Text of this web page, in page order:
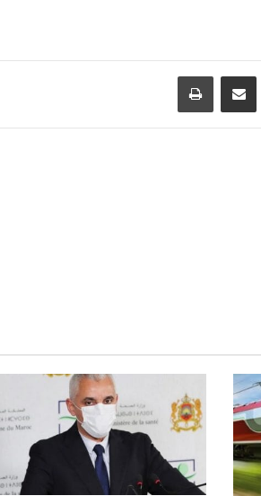
مشاركة عبر البريد طباعة